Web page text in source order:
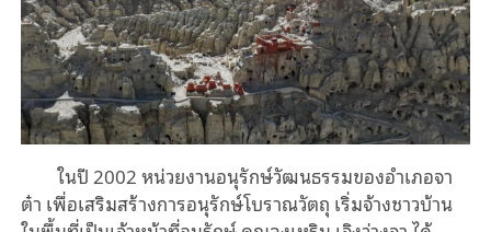
ในปี 2002 หน่วยงานอนุรักษ์วัฒนธรรมของอำเภอจา
ต๋า เพื่อเสริมสร้างการอนุรักษ์โบราณวัตถุ เริ่มจ้างชาวบ้าน